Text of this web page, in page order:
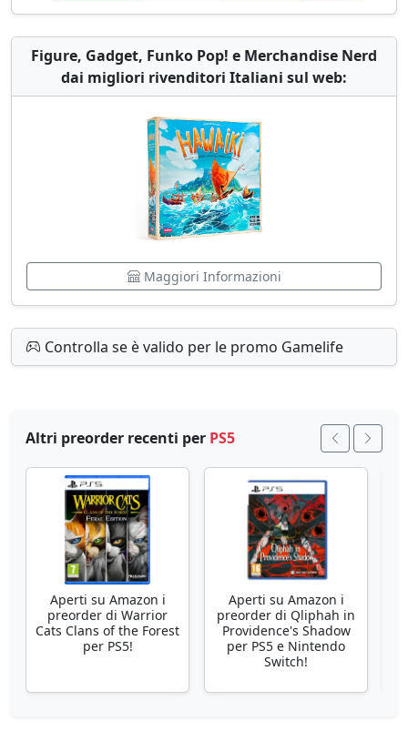
Figure, Gadget, Funko Pop! e Merchandise Nerd
dai migliori rivenditori Italiani sul web:
Maggiori Informazioni
Controlla se è valido per le promo Gamelife
Altri preorder recenti per PS5
Aperti su Amazon i
preorder di Warrior
Cats Clans of the Forest
per PS5!
Aperti su Amazon i
preorder di Qliphah in
Providence's Shadow
per PS5 e Nintendo
Switch!